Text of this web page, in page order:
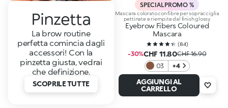
Pinzetta
La brow routine
perfetta comincia dagli
accessori! Con la
pinzetta giusta, vedrai
che definizione.
SCOPRILE TUTTE
SPECIAL PROMO %
Mascara colorato con fibre per sopracciglia
pettinate e riempite dal finish glossy
Eyebrow Fibers Coloured
Mascara
(84)
-30%CHF 11.80CHF 16.90
03
+4
AGGIUNGI AL
CARRELLO